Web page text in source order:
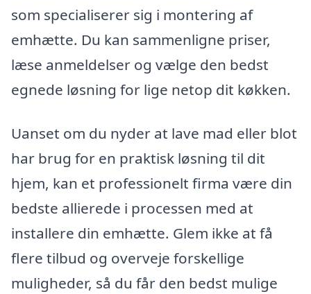
som specialiserer sig i montering af
emhætte. Du kan sammenligne priser,
læse anmeldelser og vælge den bedst
egnede løsning for lige netop dit køkken.
Uanset om du nyder at lave mad eller blot
har brug for en praktisk løsning til dit
hjem, kan et professionelt firma være din
bedste allierede i processen med at
installere din emhætte. Glem ikke at få
flere tilbud og overveje forskellige
muligheder, så du får den bedst mulige